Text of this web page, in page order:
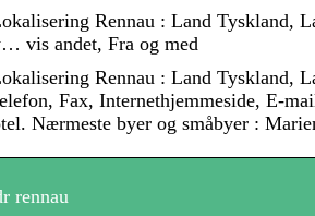
Rennau : Land Tyskland,
vis andet, Fra og med
Rennau : Land Tyskland,
Fax, Internethjemmeside, E-
Nærmeste byer og småbyer :
rennau